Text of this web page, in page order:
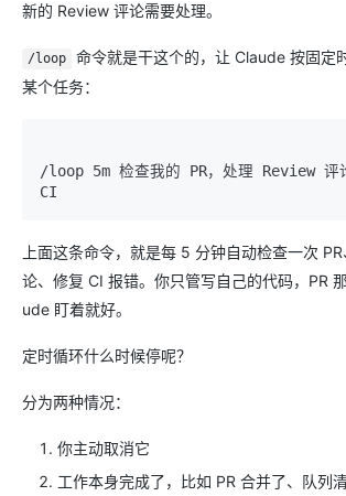
新的 Review 评论需要处理。
/loop
命令就是干这个的，让 Claude 按固定
某个任务：
/loop 5m 检查我的 PR，处理 Review 评
上面这条命令，就是每 5 分钟自动检查一次
论、修复 CI 报错。你只管写自己的代码，PR
ude 盯着就好。
定时循环什么时候停呢？
分为两种情况：
你主动取消它
工作本身完成了，比如 PR 合并了、队列清